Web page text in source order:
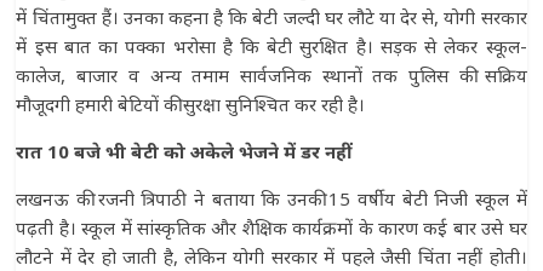
में चिंतामुक्त हैं। उनका कहना है कि बेटी जल्दी घर लौटे या देर से, योगी सरकार
में इस बात का पक्का भरोसा है कि बेटी सुरक्षित है। सड़क से लेकर स्कूल-
कालेज, बाजार व अन्य तमाम सार्वजनिक स्थानों तक पुलिस की सक्रिय
मौजूदगी हमारी बेटियों की सुरक्षा सुनिश्चित कर रही है।
रात 10 बजे भी बेटी को अकेले भेजने में डर नहीं
लखनऊ की रजनी त्रिपाठी ने बताया कि उनकी 15 वर्षीय बेटी निजी स्कूल में
पढ़ती है। स्कूल में सांस्कृतिक और शैक्षिक कार्यक्रमों के कारण कई बार उसे घर
लौटने में देर हो जाती है, लेकिन योगी सरकार में पहले जैसी चिंता नहीं होती।